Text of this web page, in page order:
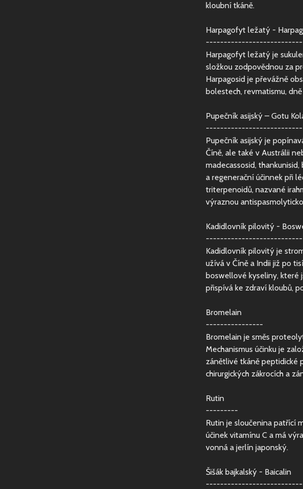
kloubní tkáně.
Harpagofyt ležatý -
Harpagofyt ležatý je
složkou zodpovědnou za
Harpagosid je převážně
bolestech, revmatismu,
Pupečník asijský – Gotu
Pupečník asijský je
Číně, ale také v Austrálii
madecassosid,
a regenerační účinnek při
triterpenoidů, nazvané
výraznou
Kadidlovník pilovitý -
Kadidlovník pilovitý je
užívá v Číně a Indii již po
boswellové kyseliny, které
přispívá ke zdraví kloubů,
Bromelain
----------------
Bromelain je směs
Mechanismus účinku je
zánětlivé tkáně peptidické
chirurgických zákrocích a
Rutin
---------
Rutin je sloučenina patřící
účinek vitamínu C a má
vonná a jerlín japonský.
Šišák bajkalský - Baicalin